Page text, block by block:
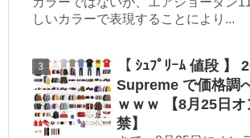
しいカラーで表現することにより...
【 ｼｭﾌﾟﾘｰﾑ 値段 】
Supreme で価格調
ｗｗｗ 【8月25日
禁】